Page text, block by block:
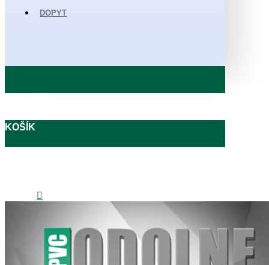
DOPYT
KOŠÍK
obchod@odolnepodlahy.sk